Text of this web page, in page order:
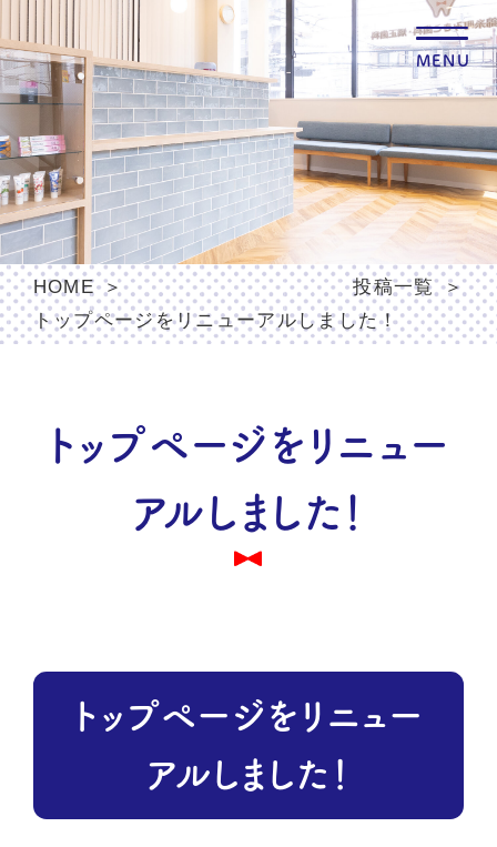
MENU
HOME
投稿一覧
トップページをリニューアルしました！
トップページをリニュー
アルしました！
トップページをリニュー
アルしました！